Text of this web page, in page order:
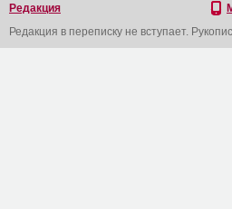
Редакция
Редакция в переписку не вступает.